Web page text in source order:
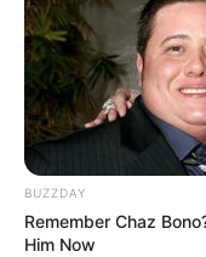
અમારી યુટ્યુબ
Latest News
BUZZDAY
Remember Chaz
Him Now